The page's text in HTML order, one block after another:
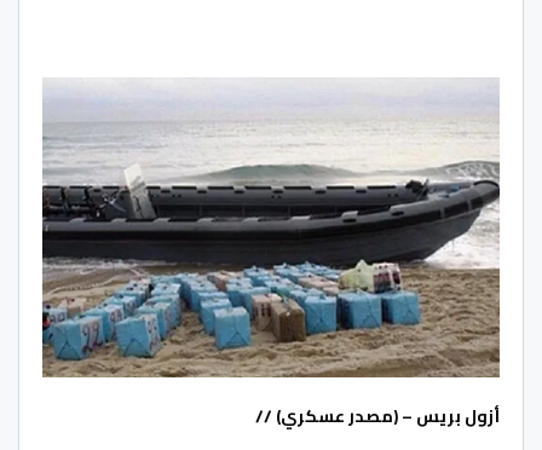
أزول بريس – (مصدر عسكري) //